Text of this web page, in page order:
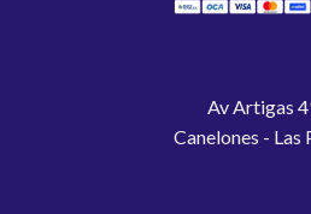
Av Artigas
Canelones - Las